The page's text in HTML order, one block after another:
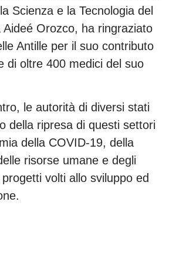
Scienza e la Tecnologia del
Aideé Orozco, ha ringraziato
Antille per il suo contributo
di oltre 400 medici del suo
le autorità di diversi stati
della ripresa di questi settori
della COVID-19, della
risorse umane e degli
volti allo sviluppo ed